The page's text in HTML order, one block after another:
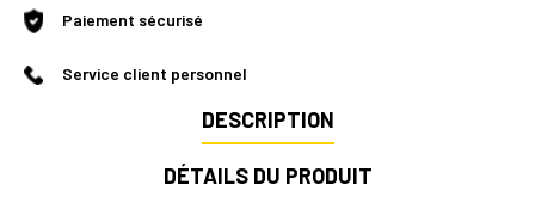
Paiement sécurisé
Service client personnel
DESCRIPTION
DÉTAILS DU PRODUIT